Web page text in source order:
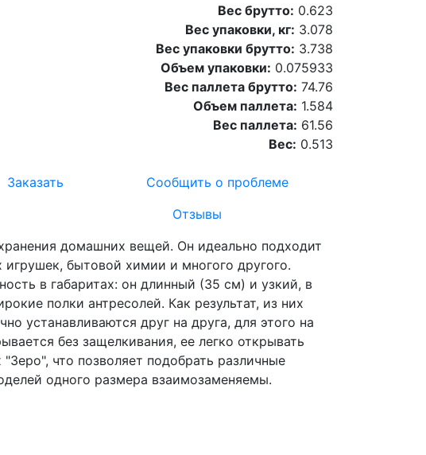
Вес брутто: 0.623
Вес упаковки, кг: 3.078
Вес упаковки брутто: 3.738
Объем упаковки: 0.075933
Вес паллета брутто: 74.76
Объем паллета: 1.584
Вес паллета: 61.56
Вес: 0.513
Заказать
Сообщить о проблеме
Отзывы
домашних вещей. Он идеально подходит
бытовой химии и многого другого.
в габаритах: он длинный (35 см) и узкий, в
полки антресолей. Как результат, из них
устанавливаются друг на друга, для этого на
без защелкивания, ее легко открывать
что позволяет подобрать различные
одного размера взаимозаменяемы.